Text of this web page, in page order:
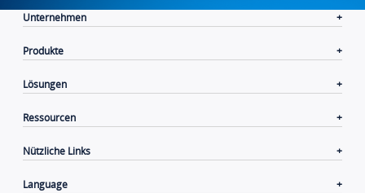
Unternehmen
Produkte
Lösungen
Ressourcen
Nützliche Links
Language